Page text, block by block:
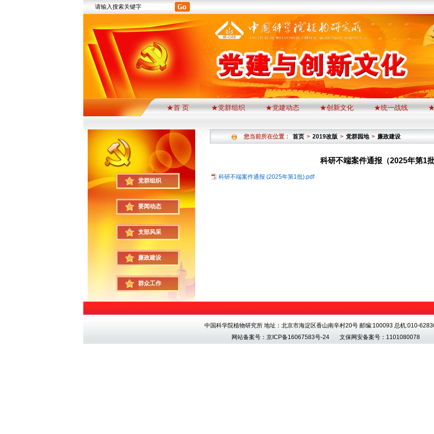
★首 页 ★党群组织 ★党建动态 ★创新文化 ★统一战线 ★
党群组织
要闻动态
支部风采
廉政建设
群众工作
您当前所在位置： 首页 > 2019改版 > 党群园地 > 廉政建设
科研不端案件通报（2025年第1
科研不端案件通报 (2025年第1批).pdf
中国科学院植物研究所 地址：北京市海淀区香山南辛村20号 邮编:100093 总机:010-
网站备案号： 京ICP备16067583号-24文保网安备案号：1101080078